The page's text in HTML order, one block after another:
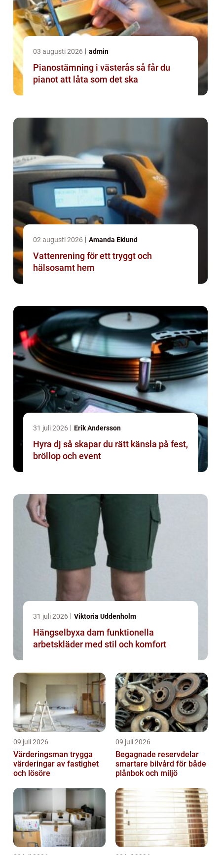
03 augusti 2026 admin
Pianostämning i västerås så får du
pianot att låta som det ska
02 augusti 2026 Amanda Eklund
Vattenrening för ett tryggt och
hälsosamt hem
31 juli 2026 Erik Andersson
Hyra dj så skapar du rätt känsla på fest,
bröllop och event
31 juli 2026 Viktoria Uddenholm
Hängselbyxa dam funktionella
arbetskläder med stil och komfort
09 juli 2026
Värderingsman trygga
värderingar av fastighet
och lösöre
09 juli 2026
Begagnade reservdelar
smartare bilvård för både
plånbok och miljö